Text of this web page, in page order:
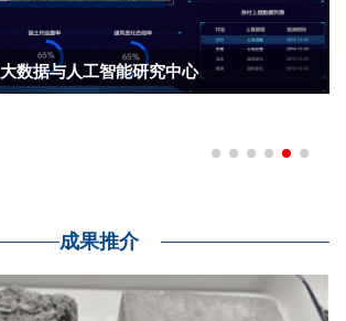
大数据与人工智能研究中心
成果推介